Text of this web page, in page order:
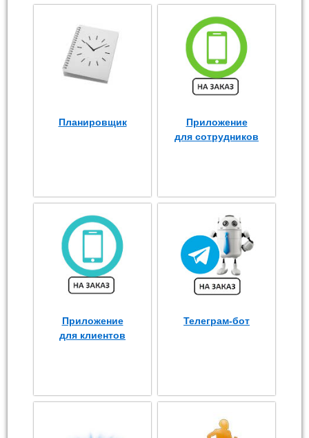
Планировщик
Приложение
для сотрудников
Приложение
для клиентов
Телеграм-бот